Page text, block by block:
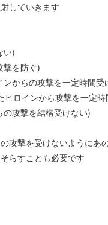
していきます
い)
撃を防ぐ)
ンからの攻撃を一定時間受
ヒロインから攻撃を一定
の攻撃を結構受けない)
攻撃を受けないようにあ
らすことも必要です